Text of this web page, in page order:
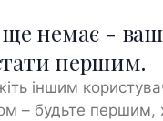
ще немає -
першим.
іншим
– будьте першим,